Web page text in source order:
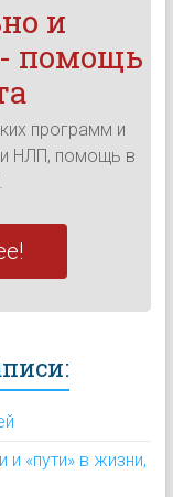
и
помощь
программ и
и НЛП, помощь в
«пути» в жизни,